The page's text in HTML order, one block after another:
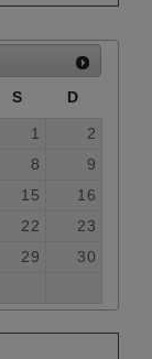
S D
1
2
8
9
15
16
22
23
29
30